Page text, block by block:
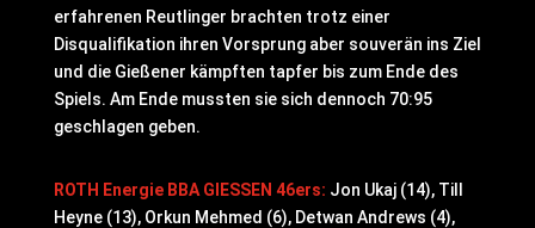
erfahrenen Reutlinger brachten trotz einer
Disqualifikation ihren Vorsprung aber souverän ins Ziel
und die Gießener kämpften tapfer bis zum Ende des
Spiels. Am Ende mussten sie sich dennoch 70:95
geschlagen geben.
ROTH Energie BBA GIESSEN 46ers: Jon Ukaj (14), Till
Heyne (13), Orkun Mehmed (6), Detwan Andrews (4),